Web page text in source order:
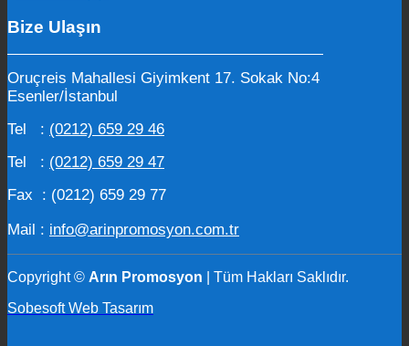
Bize Ulaşın
Oruçreis Mahallesi Giyimkent 17. Sokak No:4
Esenler/İstanbul
Tel : (0212) 659 29 46
Tel : (0212) 659 29 47
Fax : (0212) 659 29 77
Mail : info@arinpromosyon.com.tr
Copyright © Arın Promosyon
| Tüm Hakları Saklıdır.
Sobesoft Web Tasarım